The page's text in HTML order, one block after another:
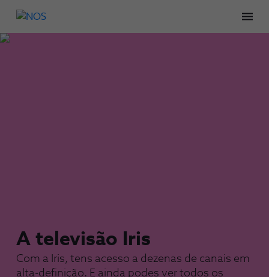
A televisão Iris
Com a Iris, tens acesso a dezenas de canais em
alta-definição. E ainda podes ver todos os